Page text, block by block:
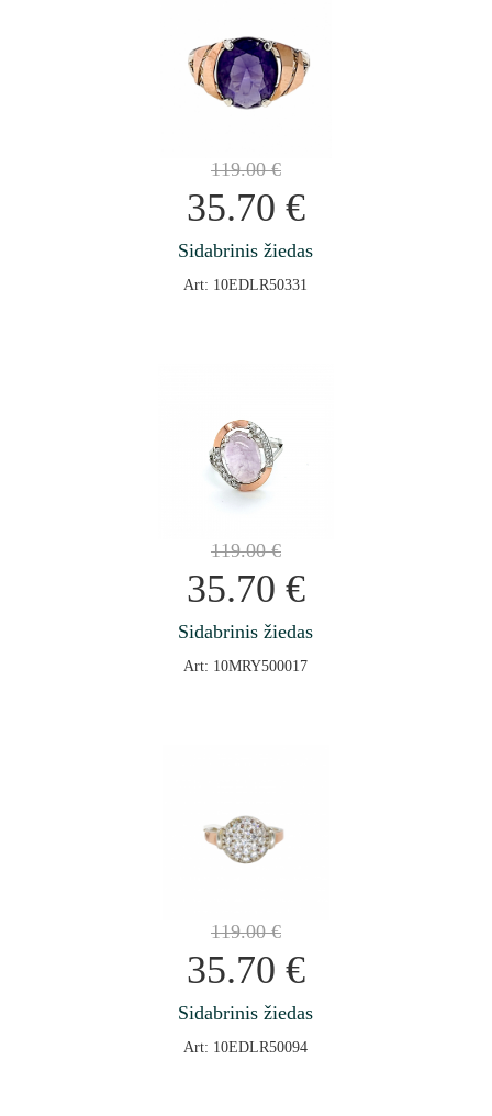
119.00€
35.70 €
Sidabrinis žiedas
Art: 10EDLR50331
119.00€
35.70 €
Sidabrinis žiedas
Art: 10MRY500017
119.00€
35.70 €
Sidabrinis žiedas
Art: 10EDLR50094